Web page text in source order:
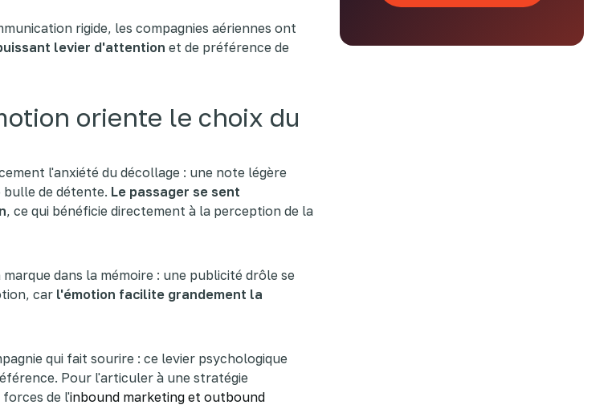
rigide, les compagnies aériennes ont
levier d'attention et de préférence de
oriente le choix du
l'anxiété du décollage : une note légère
bulle de détente. Le passager se sent
, ce qui bénéficie directement à la perception de la
dans la mémoire : une publicité drôle se
car l'émotion facilite grandement la
qui fait sourire : ce levier psychologique
Pour l'articuler à une stratégie
de l'inbound marketing et outbound